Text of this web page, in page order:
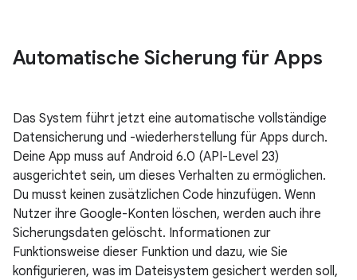
Automatische Sicherung für Apps
Das System führt jetzt eine automatische vollständige
Datensicherung und -wiederherstellung für Apps durch.
Deine App muss auf Android 6.0 (API-Level 23)
ausgerichtet sein, um dieses Verhalten zu ermöglichen.
Du musst keinen zusätzlichen Code hinzufügen. Wenn
Nutzer ihre Google-Konten löschen, werden auch ihre
Sicherungsdaten gelöscht. Informationen zur
Funktionsweise dieser Funktion und dazu, wie Sie
konfigurieren, was im Dateisystem gesichert werden soll,